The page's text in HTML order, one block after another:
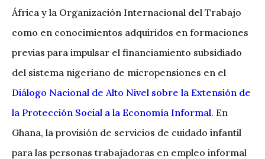
África y la Organización Internacional del Trabajo
como en conocimientos adquiridos en formaciones
previas para impulsar el financiamiento subsidiado
del sistema nigeriano de micropensiones en el
Diálogo Nacional de Alto Nivel sobre la Extensión de
la Protección Social a la Economía Informal. En
Ghana, la provisión de servicios de cuidado infantil
para las personas trabajadoras en empleo informal